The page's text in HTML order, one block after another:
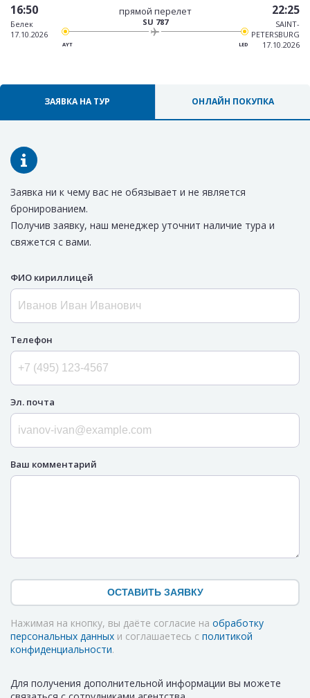
16:50
Белек
17.10.2026
прямой перелет
SU 787
AYT LED
22:25
SAINT-
PETERSBURG
17.10.2026
ЗАЯВКА НА ТУР ОНЛАЙН ПОКУПКА
Заявка ни к чему вас не обязывает и не является
бронированием.
Получив заявку, наш менеджер уточнит наличие тура и
свяжется с вами.
ФИО кириллицей
Телефон
Эл. почта
Ваш комментарий
ОСТАВИТЬ ЗАЯВКУ
Нажимая на кнопку, вы даёте согласие на обработку
персональных данных и соглашаетесь с политикой
конфиденциальности.
Для получения дополнительной информации вы можете